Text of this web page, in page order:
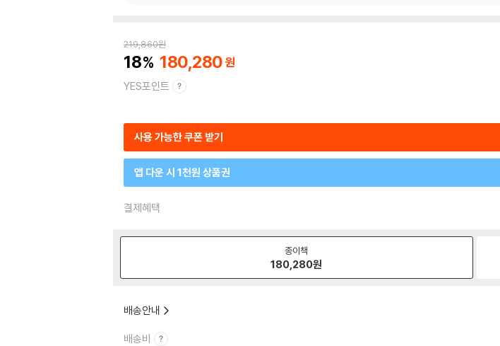
219,860원
18 180,280
YES포인트
사용 가능한 쿠폰 받기
앱 다운 시 1천원 상품권
결제혜택
종이책
180,280원
배송안내
배송비